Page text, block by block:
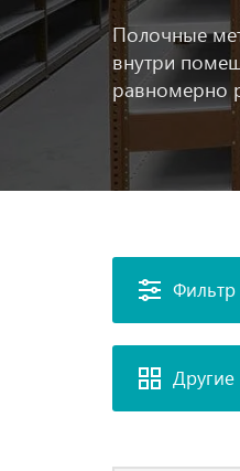
Полочные
внутри
равномерно
Фильтр
Другие